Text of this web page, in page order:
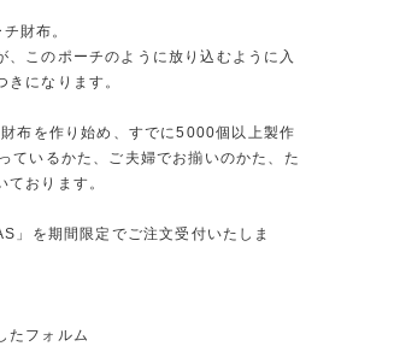
財布。
このポーチのように放り込むように入
になります。
布を作り始め、すでに5000個以上製作
ているかた、ご夫婦でお揃いのかた、た
ております。
」を期間限定でご注文受付いたしま
たフォルム